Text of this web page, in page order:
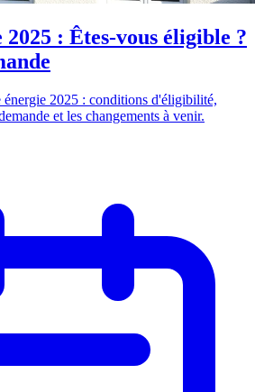
2025 : Êtes-vous éligible ?
énergie 2025 : conditions d'éligibilité,
et les changements à venir.